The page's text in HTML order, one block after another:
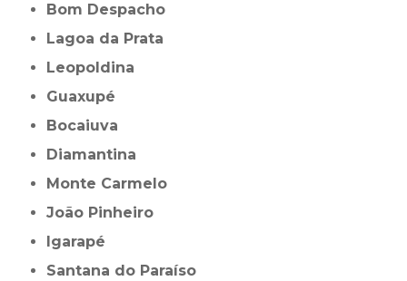
Bom Despacho
Lagoa da Prata
Leopoldina
Guaxupé
Bocaiuva
Diamantina
Monte Carmelo
João Pinheiro
Igarapé
Santana do Paraíso